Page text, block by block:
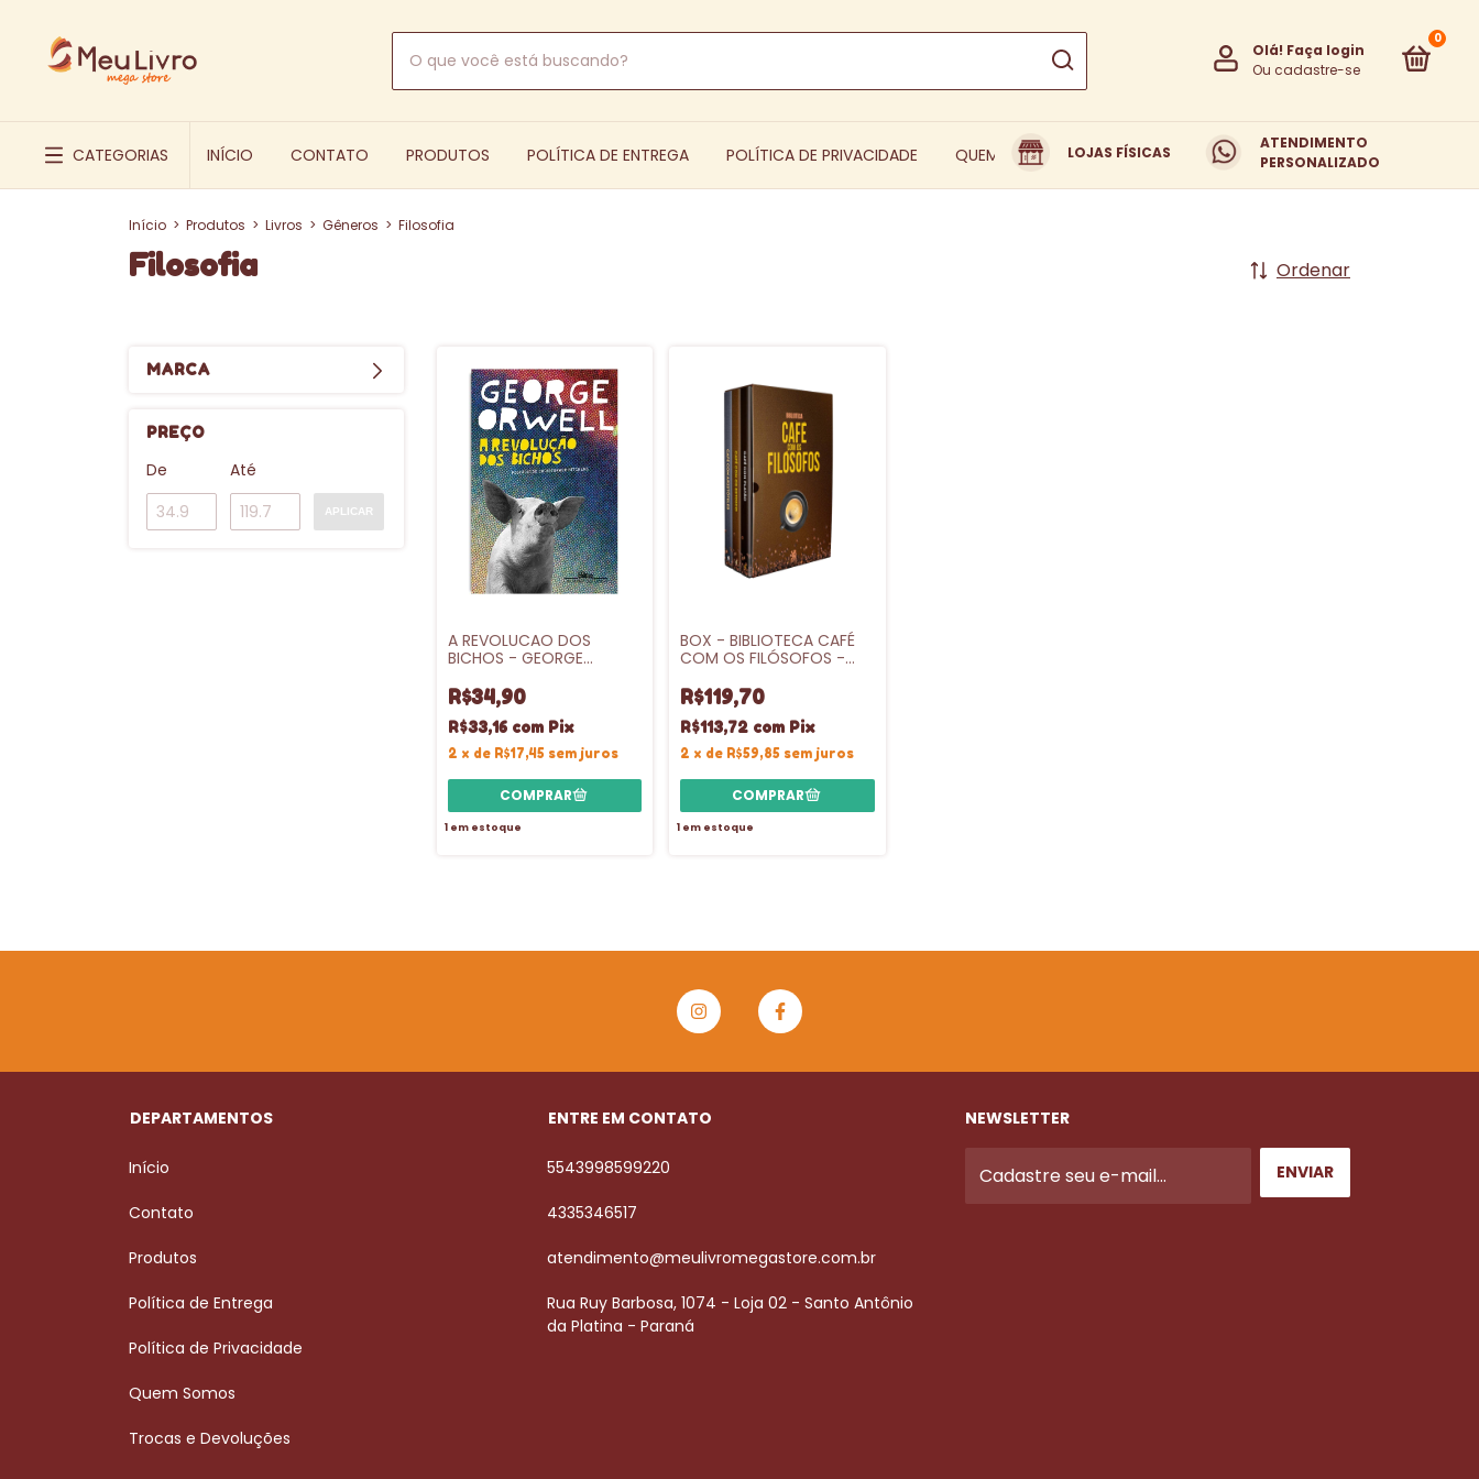
Olá! Faça login
Ou cadastre-se
0
CATEGORIAS INÍCIO CONTATO PRODUTOS POLÍTICA DE ENTREGA POLÍTICA DE PRIVACIDADE QUEM SOMOS TROCAS E DEVOLUÇÕES
LOJAS FÍSICAS
ATENDIMENTO
PERSONALIZADO
Início > Produtos > Livros > Gêneros > Filosofia
Filosofia Ordenar
MARCA
PREÇO
De Até
APLICAR
A REVOLUCAO DOS
BICHOS - GEORGE
R$34,90
R$33,16 com Pix
2 x de R$17,45 sem juros
1 em estoque
BOX - BIBLIOTECA CAFÉ
COM OS FILÓSOFOS -
R$119,70
R$113,72 com Pix
2 x de R$59,85 sem juros
1 em estoque
DEPARTAMENTOS
Início
Contato
Produtos
Política de Entrega
Política de Privacidade
Quem Somos
Trocas e Devoluções
ENTRE EM CONTATO
5543998599220
4335346517
atendimento@meulivromegastore.com.br
Rua Ruy Barbosa, 1074 - Loja 02 - Santo Antônio
da Platina - Paraná
NEWSLETTER